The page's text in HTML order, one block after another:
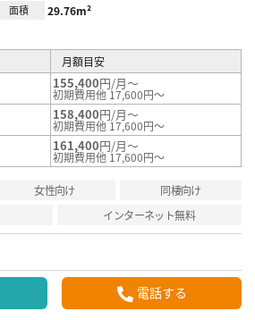
面積 29.76m²
月額目安
155,400円/月～
初期費用他 17,600円～
158,400円/月～
初期費用他 17,600円～
161,400円/月～
初期費用他 17,600円～
女性向け
同棲向け
インターネット無料
電話する